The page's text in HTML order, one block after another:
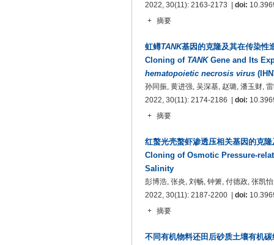
2022, 30(11): 2163-2173 | doi:
+
摘要
虹鳟TANK基因的克隆及其在传染性
Cloning of TANKGene and Its
hematopoietic necrosis virus
孙同振, 黄进强, 吴深基, 赵璐, 潘玉财,
2022, 30(11): 2174-2186 | doi:
+
摘要
红螯光壳螯虾渗透压相关基因的克
Cloning of Osmotic Pressure-
Salinity
彭博浩, 张炎, 刘畅, 钟箫, 付德政, 张凯
2022, 30(11): 2187-2200 | doi:
+
摘要
不同有机物料还田后砂质土壤有机